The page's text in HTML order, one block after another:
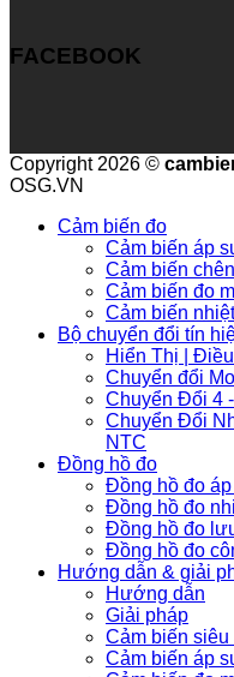
FACEBOOK
Copyright 2026 ©
OSG.VN
Cảm biến đo
Cảm biến áp
Cảm biến
Cảm biến đo
Cảm biến
Bộ chuyển đổi tín
Hiển Thị |
Chuyển đổi
Chuyển Đổi 4
Chuyển Đổi
NTC
Đồng hồ đo
Đồng hồ đo
Đồng hồ đo
Đồng hồ đo
Đồng hồ đo
Hướng dẫn & giải
Hướng dẫn
Giải pháp
Cảm biến siêu
Cảm biến áp